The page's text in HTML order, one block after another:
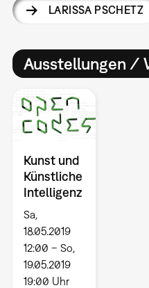
LARISSA PSCHETZ
Ausstellungen /
Kunst und
Künstliche
Intelligenz
Sa,
18.05.2019
12:00 – So,
19.05.2019
19:00 Uhr